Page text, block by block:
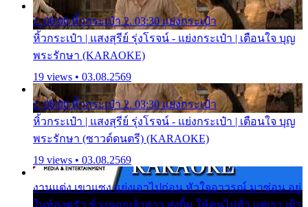
1. 00:00 หิ้วกระเป๋า 2. 03:30 แย่งกระเป๋า
หิ้วกระเป๋า | แสงสุรีย์ รุ่งโรจน์ - แย่งกระเป๋า | เตือนใจ บุญ
พระรักษา (KARAOKE)
19 views • 03.08.2569
1. 00:00 หิ้วกระเป๋า 2. 03:30 แย่งกระเป๋า
หิ้วกระเป๋า | แสงสุรีย์ รุ่งโรจน์ - แย่งกระเป๋า | เตือนใจ บุญ
พระรักษา (ซาวด์ดนตรี) (KARAOKE)
19 views • 03.08.2569
งานแต่ง เขาแซง แย่งเอาไปก่อน หัวใจอาวรณ์ มาซ่อน อยู่
ในห้องครัว ข้างนอกเจ้าสาว ส่งยิ้ม ให้คนไปทั่ว แต่เรา เฝ้า